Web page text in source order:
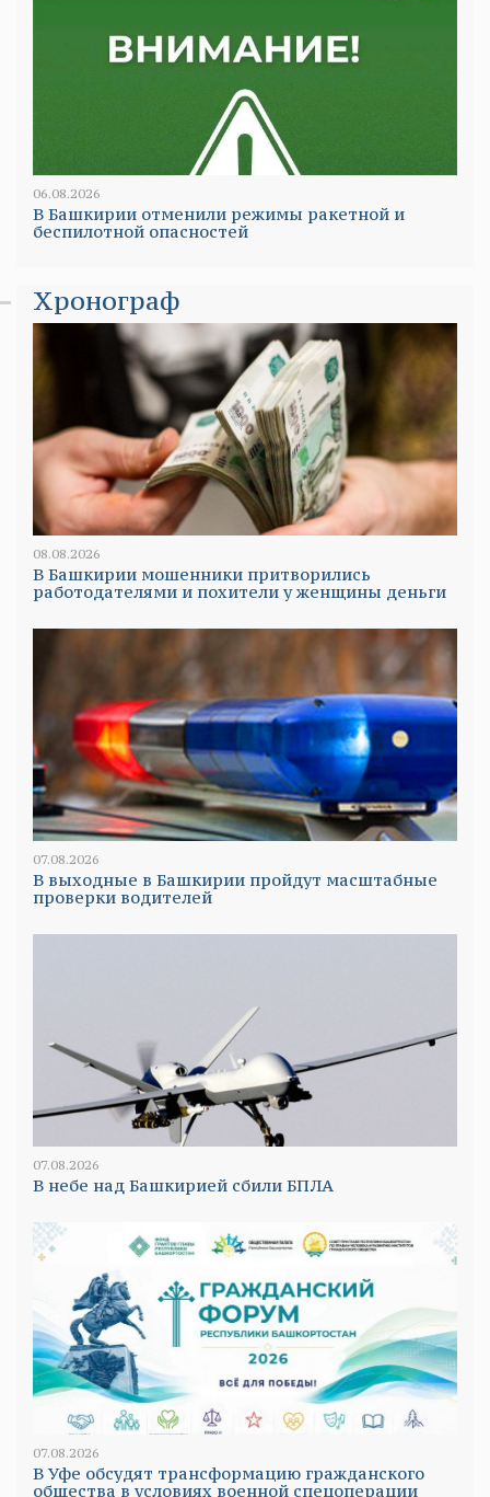
06.08.2026
В Башкирии отменили режимы ракетной и
беспилотной опасностей
Хронограф
08.08.2026
В Башкирии мошенники притворились
работодателями и похители у женщины деньги
07.08.2026
В выходные в Башкирии пройдут масштабные
проверки водителей
07.08.2026
В небе над Башкирией сбили БПЛА
07.08.2026
В Уфе обсудят трансформацию гражданского
общества в условиях военной спецоперации